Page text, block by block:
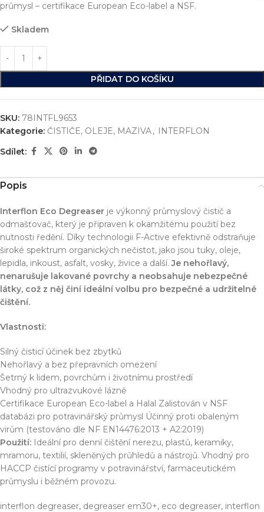
průmysl – certifikace European Eco-label a NSF.
Skladem
PŘIDAT DO KOŠÍKU
SKU: 78INTFL9653
Kategorie: ČISTIČE, OLEJE, MAZIVA, INTERFLON
Sdílet:
Popis
Interflon Eco Degreaser je výkonný průmyslový čistič a
odmašťovač, který je připraven k okamžitému použití bez
nutnosti ředění. Díky technologii F-Active efektivně odstraňuje
široké spektrum organických nečistot, jako jsou tuky, oleje,
lepidla, inkoust, asfalt, vosky, živice a další. Je nehořlavý,
nenarušuje lakované povrchy a neobsahuje nebezpečné
látky, což z něj činí ideální volbu pro bezpečné a udržitelné
čištění.
Vlastnosti:
Silný čisticí účinek bez zbytků
Nehořlavý a bez přepravních omezení
Šetrný k lidem, povrchům i životnímu prostředí
Vhodný pro ultrazvukové lázně
Certifikace European Eco-label a Halal Zalistován v NSF
databázi pro potravinářský průmysl Účinný proti obaleným
virům (testováno dle NF EN14476:2013 + A2:2019)
Použití: Ideální pro denní čištění nerezu, plastů, keramiky,
mramoru, textilií, skleněných průhledů a nástrojů. Vhodný pro
HACCP čistící programy v potravinářství, farmaceutickém
průmyslu i běžném provozu.
interflon degreaser, degreaser em30+, eco degreaser, interflon